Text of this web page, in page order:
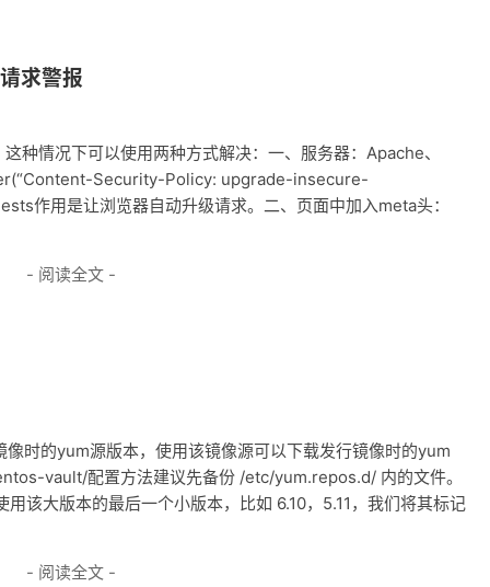
求警报
种情况下可以使用两种方式解决：一、服务器：Apache、
Security-Policy: upgrade-insecure-
作用是让浏览器自动升级请求。二、页面中加入meta头：
- 阅读全文 -
时的yum源版本，使用该镜像源可以下载发行镜像时的yum
vault/配置方法建议先备份 /etc/yum.repos.d/ 内的文件。
该大版本的最后一个小版本，比如 6.10，5.11，我们将其标记
- 阅读全文 -